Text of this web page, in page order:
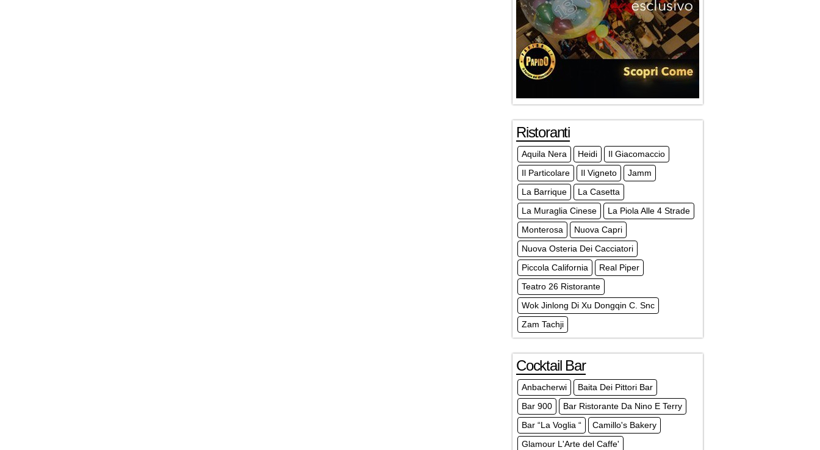
Ristoranti
Aquila Nera Heidi
Il Giacomaccio
Il Particolare
Il Vigneto
Jamm
La Barrique
La Casetta
La Muraglia Cinese
La Piola Alle 4 Strade
Monterosa
Nuova Capri
Nuova Osteria Dei Cacciatori
Piccola California
Real Piper
Teatro 26 Ristorante
Wok Jinlong Di Xu Dongqin C. Snc
Zam Tachji
Cocktail Bar
Anbacherwi
Baita Dei Pittori Bar
Bar 900
Bar Ristorante Da Nino E Terry
Bar “La Voglia “
Camillo's Bakery
Glamour L'Arte del Caffe'